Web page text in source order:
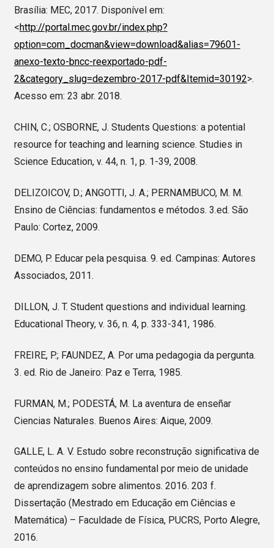
Brasília: MEC, 2017. Disponível em:
<http://portal.mec.gov.br/index.php?
option=com_docman&view=download&alias=79601-
anexo-texto-bncc-reexportado-pdf-
2&category_slug=dezembro-2017-pdf&Itemid=30192>.
Acesso em: 23 abr. 2018.
CHIN, C.; OSBORNE, J. Students Questions: a potential
resource for teaching and learning science. Studies in
Science Education, v. 44, n. 1, p. 1-39, 2008.
DELIZOICOV, D.; ANGOTTI, J. A.; PERNAMBUCO, M. M.
Ensino de Ciências: fundamentos e métodos. 3.ed. São
Paulo: Cortez, 2009.
DEMO, P. Educar pela pesquisa. 9. ed. Campinas: Autores
Associados, 2011.
DILLON, J. T. Student questions and individual learning.
Educational Theory, v. 36, n. 4, p. 333-341, 1986.
FREIRE, P.; FAUNDEZ, A. Por uma pedagogia da pergunta.
3. ed. Rio de Janeiro: Paz e Terra, 1985.
FURMAN, M.; PODESTÁ, M. La aventura de enseñar
Ciencias Naturales. Buenos Aires: Aique, 2009.
GALLE, L. A. V. Estudo sobre reconstrução significativa de
conteúdos no ensino fundamental por meio de unidade
de aprendizagem sobre alimentos. 2016. 203 f.
Dissertação (Mestrado em Educação em Ciências e
Matemática) – Faculdade de Física, PUCRS, Porto Alegre,
2016.